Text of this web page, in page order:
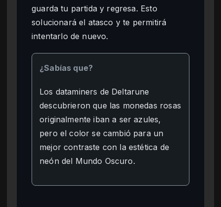
guarda tu partida y regresa. Esto
solucionará el atasco y te permitirá
intentarlo de nuevo.
¿Sabías que?
Los dataminers de Deltarune
descubrieron que las monedas rosas
originalmente iban a ser azules,
pero el color se cambió para un
mejor contraste con la estética de
neón del Mundo Oscuro.